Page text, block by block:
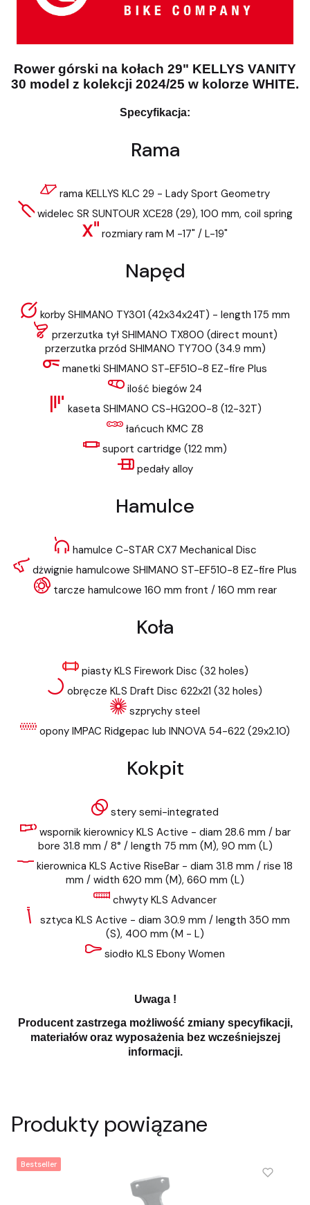
Rower górski na kołach 29" KELLYS VANITY
30 model z kolekcji 2024/25 w kolorze WHITE.
Specyfikacja:
Rama
rama KELLYS KLC 29 - Lady Sport Geometry
widelec SR SUNTOUR XCE28 (29), 100 mm, coil spring
rozmiary ram M -17" / L-19"
Napęd
korby SHIMANO TY301 (42x34x24T) - length 175 mm
przerzutka tył SHIMANO TX800 (direct mount)
przerzutka przód SHIMANO TY700 (34.9 mm)
manetki SHIMANO ST-EF510-8 EZ-fire Plus
ilość biegów 24
kaseta SHIMANO CS-HG200-8 (12-32T)
łańcuch KMC Z8
suport cartridge (122 mm)
pedały alloy
Hamulce
hamulce C-STAR CX7 Mechanical Disc
dżwignie hamulcowe SHIMANO ST-EF510-8 EZ-fire Plus
tarcze hamulcowe 160 mm front / 160 mm rear
Koła
piasty KLS Firework Disc (32 holes)
obręcze KLS Draft Disc 622x21 (32 holes)
szprychy steel
opony IMPAC Ridgepac lub INNOVA 54-622 (29x2.10)
Kokpit
stery semi-integrated
wspornik kierownicy KLS Active - diam 28.6 mm / bar
bore 31.8 mm / 8° / length 75 mm (M), 90 mm (L)
kierownica KLS Active RiseBar - diam 31.8 mm / rise 18
mm / width 620 mm (M), 660 mm (L)
chwyty KLS Advancer
sztyca KLS Active - diam 30.9 mm / length 350 mm
(S), 400 mm (M - L)
siodło KLS Ebony Women
Uwaga !
Producent zastrzega możliwość zmiany specyfikacji,
materiałów oraz wyposażenia bez wcześniejszej
informacji.
Produkty powiązane
Bestseller